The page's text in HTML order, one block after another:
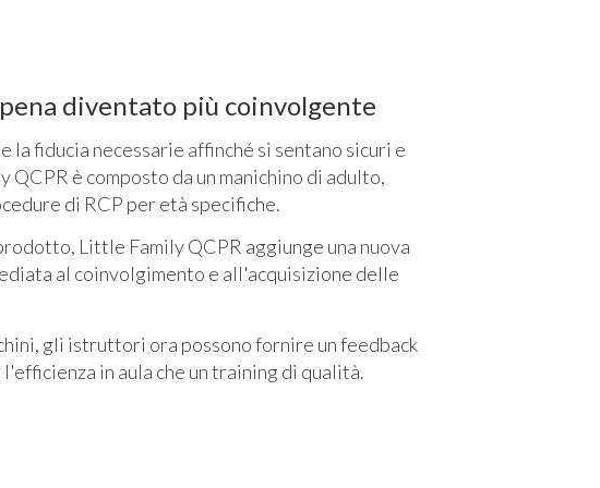
diventato più coinvolgente
fiducia necessarie affinché si sentano sicuri e
è composto da un manichino di adulto,
di RCP per età specifiche.
Little Family QCPR aggiunge una nuova
al coinvolgimento e all'acquisizione delle
gli istruttori ora possono fornire un feedback
in aula che un training di qualità.